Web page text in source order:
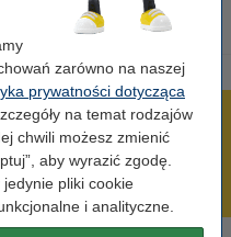
zarówno na naszej
prywatności dotycząca
na temat rodzajów
chwili możesz zmienić
aby wyrazić zgodę.
pliki cookie
i analityczne.